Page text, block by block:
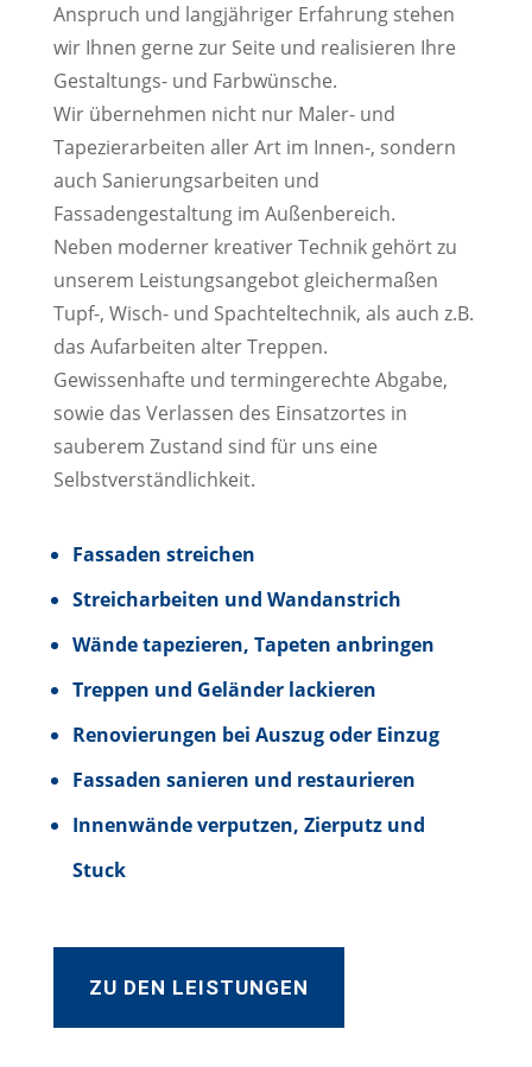
Anspruch und langjähriger Erfahrung stehen
wir Ihnen gerne zur Seite und realisieren Ihre
Gestaltungs- und Farbwünsche.
Wir übernehmen nicht nur Maler- und
Tapezierarbeiten aller Art im Innen-, sondern
auch Sanierungsarbeiten und
Fassadengestaltung im Außenbereich.
Neben moderner kreativer Technik gehört zu
unserem Leistungsangebot gleichermaßen
Tupf-, Wisch- und Spachteltechnik, als auch z.B.
das Aufarbeiten alter Treppen.
Gewissenhafte und termingerechte Abgabe,
sowie das Verlassen des Einsatzortes in
sauberem Zustand sind für uns eine
Selbstverständlichkeit.
Fassaden streichen
Streicharbeiten und Wandanstrich
Wände tapezieren, Tapeten anbringen
Treppen und Geländer lackieren
Renovierungen bei Auszug oder Einzug
Fassaden sanieren und restaurieren
Innenwände verputzen, Zierputz und
Stuck
ZU DEN LEISTUNGEN